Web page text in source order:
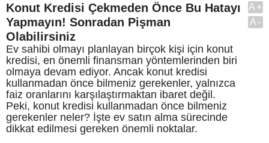
Konut Kredisi Çekmeden Önce Bu Hatayı
Yapmayın! Sonradan Pişman
Olabilirsiniz
Ev sahibi olmayı planlayan birçok kişi için konut
kredisi, en önemli finansman yöntemlerinden biri
olmaya devam ediyor. Ancak konut kredisi
kullanmadan önce bilmeniz gerekenler, yalnızca
faiz oranlarını karşılaştırmaktan ibaret değil.
Peki, konut kredisi kullanmadan önce bilmeniz
gerekenler neler? İşte ev satın alma sürecinde
dikkat edilmesi gereken önemli noktalar.
A+
A-